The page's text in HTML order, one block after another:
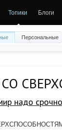
Топики Блоги
Персональные
СО
надо